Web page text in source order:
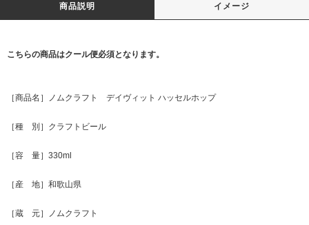
商品説明 イメージ
こちらの商品はクール便必須となります。
［商品名］ノムクラフト デイヴィット ハッセルホップ
［種 別］クラフトビール
［容 量］330ml
［産 地］和歌山県
［蔵 元］ノムクラフト